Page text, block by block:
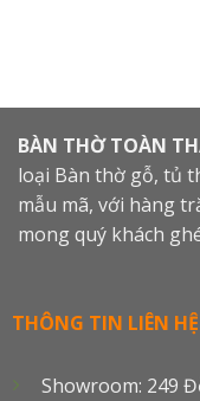
BÀN THỜ TOÀN
loại Bàn thờ gỗ, tủ
mẫu mã, với hàng
mong quý khách
THÔNG TIN LIÊN HỆ
Showroom: 249